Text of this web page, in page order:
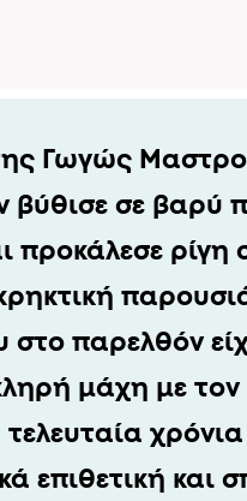
Γωγώς
βύθισε σε βαρύ
προκάλεσε ρίγη
στο παρελθόν
μάχη με τον
επιθετική και